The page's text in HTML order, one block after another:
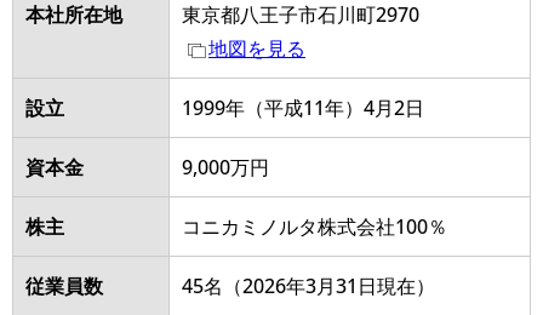
本社所在地
東京都⼋王⼦市⽯川町2970
地図を見る
設立 1999年（平成11年）4⽉2⽇
資本金 9,000万円
株主 コニカミノルタ株式会社100％
従業員数 45名（2026年3月31日現在）